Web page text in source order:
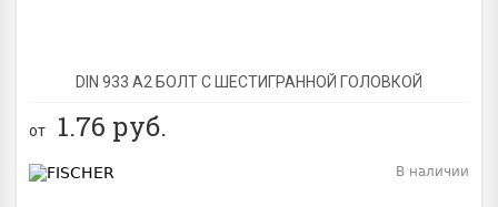
DIN 933 А2 БОЛТ С ШЕСТИГРАННОЙ ГОЛОВКОЙ
от 1.76 руб.
В наличии